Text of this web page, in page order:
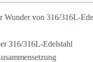
Wunder von 316/316L-
316/316L-Edelstahl